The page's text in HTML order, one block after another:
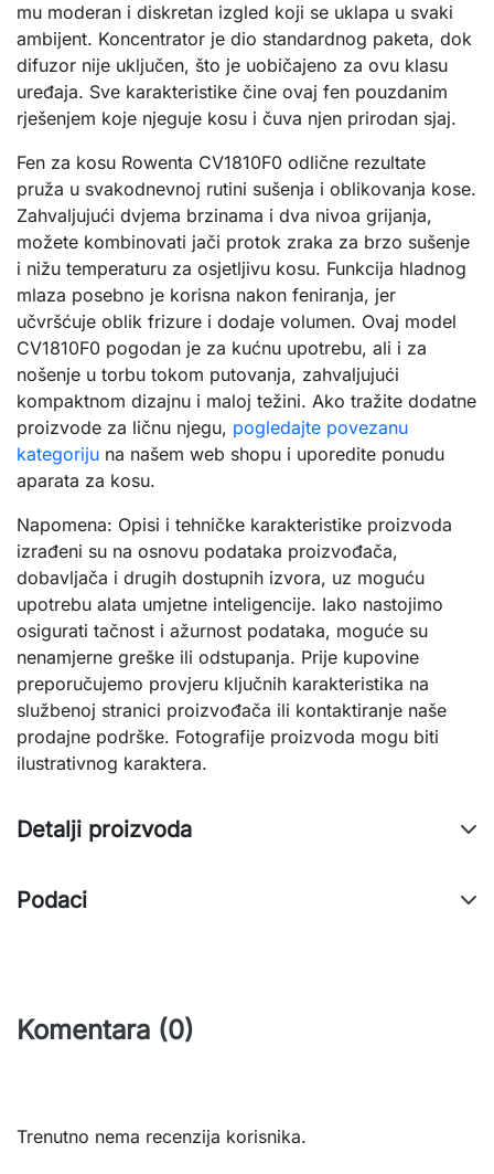
mu moderan i diskretan izgled koji se uklapa u svaki
ambijent. Koncentrator je dio standardnog paketa, dok
difuzor nije uključen, što je uobičajeno za ovu klasu
uređaja. Sve karakteristike čine ovaj fen pouzdanim
rješenjem koje njeguje kosu i čuva njen prirodan sjaj.
Fen za kosu Rowenta CV1810F0 odlične rezultate
pruža u svakodnevnoj rutini sušenja i oblikovanja kose.
Zahvaljujući dvjema brzinama i dva nivoa grijanja,
možete kombinovati jači protok zraka za brzo sušenje
i nižu temperaturu za osjetljivu kosu. Funkcija hladnog
mlaza posebno je korisna nakon feniranja, jer
učvršćuje oblik frizure i dodaje volumen. Ovaj model
CV1810F0 pogodan je za kućnu upotrebu, ali i za
nošenje u torbu tokom putovanja, zahvaljujući
kompaktnom dizajnu i maloj težini. Ako tražite dodatne
proizvode za ličnu njegu, pogledajte povezanu
kategoriju na našem web shopu i uporedite ponudu
aparata za kosu.
Napomena: Opisi i tehničke karakteristike proizvoda
izrađeni su na osnovu podataka proizvođača,
dobavljača i drugih dostupnih izvora, uz moguću
upotrebu alata umjetne inteligencije. Iako nastojimo
osigurati tačnost i ažurnost podataka, moguće su
nenamjerne greške ili odstupanja. Prije kupovine
preporučujemo provjeru ključnih karakteristika na
službenoj stranici proizvođača ili kontaktiranje naše
prodajne podrške. Fotografije proizvoda mogu biti
ilustrativnog karaktera.
Detalji proizvoda
Podaci
Komentara (0)
Trenutno nema recenzija korisnika.